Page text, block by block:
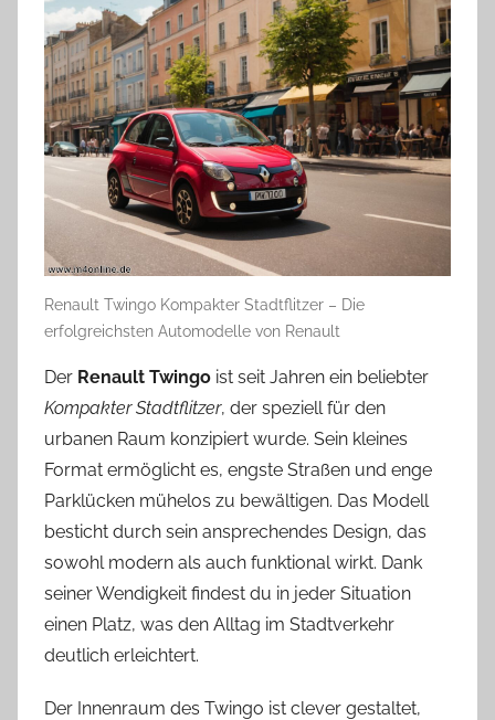
Renault Twingo Kompakter Stadtflitzer – Die
erfolgreichsten Automodelle von Renault
Der Renault Twingo ist seit Jahren ein beliebter
Kompakter Stadtflitzer, der speziell für den
urbanen Raum konzipiert wurde. Sein kleines
Format ermöglicht es, engste Straßen und enge
Parklücken mühelos zu bewältigen. Das Modell
besticht durch sein ansprechendes Design, das
sowohl modern als auch funktional wirkt. Dank
seiner Wendigkeit findest du in jeder Situation
einen Platz, was den Alltag im Stadtverkehr
deutlich erleichtert.
Der Innenraum des Twingo ist clever gestaltet,